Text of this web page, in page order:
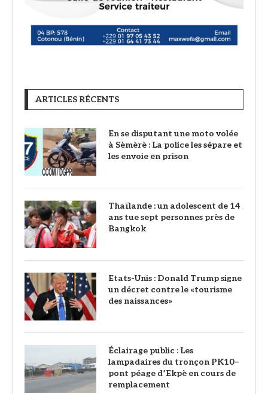
ARTICLES RÉCENTS
En se disputant une moto volée
à Sèmèrè : La police les sépare et
les envoie en prison
Thaïlande : un adolescent de 14
ans tue sept personnes près de
Bangkok
Etats-Unis : Donald Trump signe
un décret contre le «tourisme
des naissances»
‎Éclairage public : Les
lampadaires du tronçon PK10–
pont péage d’Ekpè en cours de
remplacement